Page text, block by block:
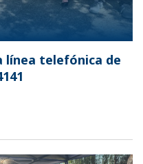
línea telefónica de